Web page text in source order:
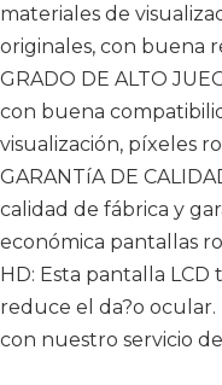
materiales de
originales, con buena
GRADO DE ALTO
con buena
visualización, píxeles
GARANTíA DE
calidad de fábrica y
económica pantallas
HD: Esta pantalla
reduce el da?o
con nuestro servicio